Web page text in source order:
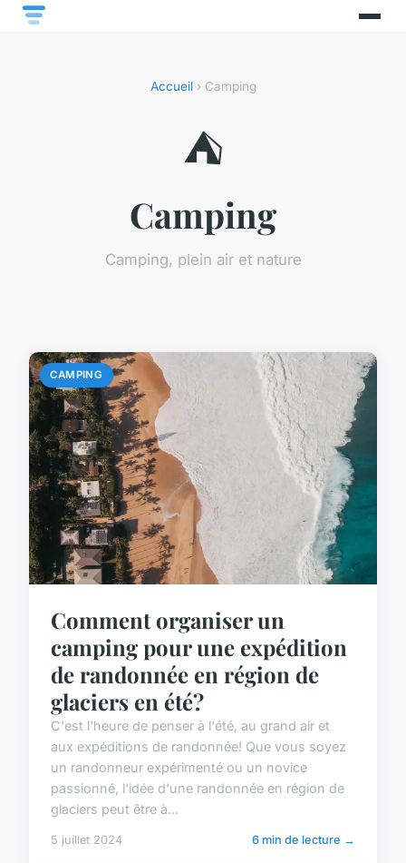
Accueil› Camping
⛺
Camping
Camping, plein air et nature
CAMPING
Comment organiser un
camping pour une expédition
de randonnée en région de
glaciers en été?
C'est l'heure de penser à l'été, au grand air et
aux expéditions de randonnée! Que vous soyez
un randonneur expérimenté ou un novice
passionné, l'idée d'une randonnée en région de
glaciers peut être à...
5 juillet 2024 6 min de lecture →